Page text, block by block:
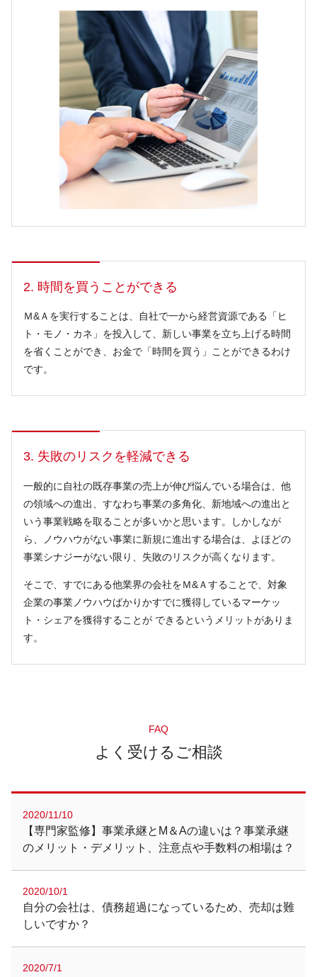
2. 時間を買うことができる
Ｍ&Ａを実行することは、自社で一から経営資源である「ヒ
ト・モノ・カネ」を投入して、新しい事業を立ち上げる時間
を省くことができ、お金で「時間を買う」ことができるわけ
です。
3. 失敗のリスクを軽減できる
一般的に自社の既存事業の売上が伸び悩んでいる場合は、他
の領域への進出、すなわち事業の多角化、新地域への進出と
いう事業戦略を取ることが多いかと思います。しかしなが
ら、ノウハウがない事業に新規に進出する場合は、よほどの
事業シナジーがない限り、失敗のリスクが高くなります。
そこで、すでにある他業界の会社をＭ&Ａすることで、対象
企業の事業ノウハウばかりかすでに獲得しているマーケッ
ト・シェアを獲得することが できるというメリットがありま
す。
FAQ
よく受けるご相談
2020/11/10
【専門家監修】事業承継とM＆Aの違いは？事業承継
のメリット・デメリット、注意点や手数料の相場は？
2020/10/1
自分の会社は、債務超過になっているため、売却は難
しいですか？
2020/7/1